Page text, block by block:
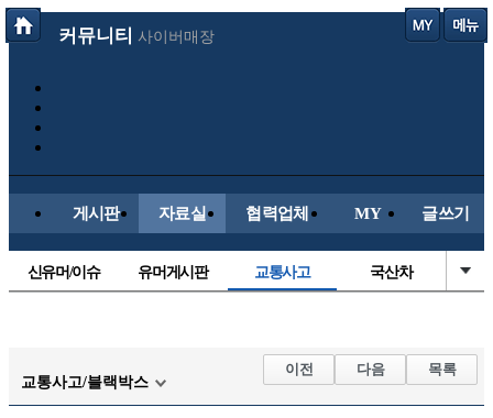
커뮤니티 사이버매장
게시판 자료실 협력업체 MY 글쓰기
신유머/이슈 유머게시판 교통사고 국산차
자유사진 군사/무기
트럭/버스 항공/해운/철도
교통사고/블랙박스
이전 다음 목록